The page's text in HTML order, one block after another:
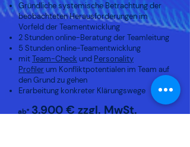
Gründliche systemische Betrachtung der
beobachteten Herausforderungen im
Vorfeld der Teamentwicklung
2 Stunden online-Beratung der Teamleitung
5 Stunden online-Teamentwicklung
mitTeam-Check und Personality
Profilerum Konfliktpotentialen im Team auf
den Grund zu gehen
Erarbeitung konkreter Klärungswege
ab* 3.900 € zzgl. MwSt.